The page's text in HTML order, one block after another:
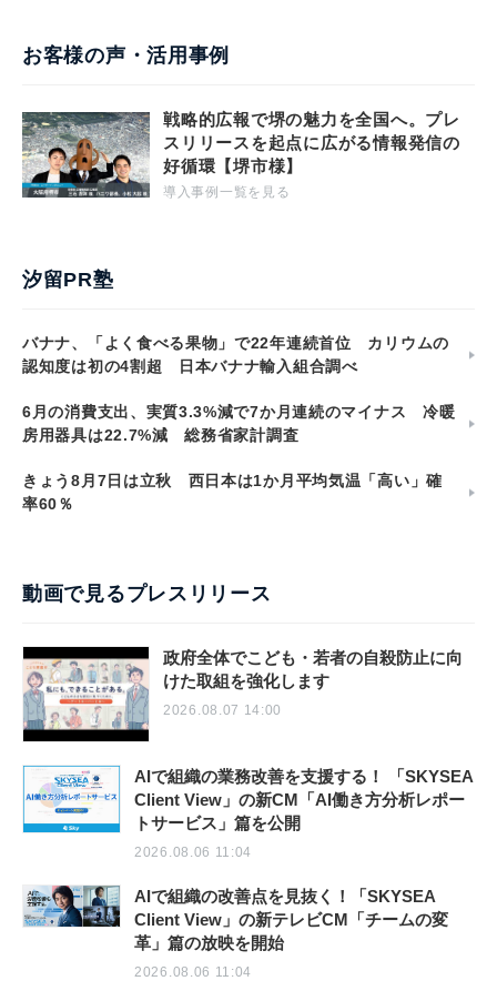
お客様の声・活用事例
戦略的広報で堺の魅力を全国へ。プレ
スリリースを起点に広がる情報発信の
好循環【堺市様】
導入事例一覧を見る
汐留PR塾
バナナ、「よく食べる果物」で22年連続首位 カリウムの
認知度は初の4割超 日本バナナ輸入組合調べ
6月の消費支出、実質3.3%減で7か月連続のマイナス 冷暖
房用器具は22.7%減 総務省家計調査
きょう8月7日は立秋 西日本は1か月平均気温「高い」確
率60％
動画で見るプレスリリース
政府全体でこども・若者の自殺防止に向
けた取組を強化します
2026.08.07 14:00
AIで組織の業務改善を支援する！ 「SKYSEA
Client View」の新CM「AI働き方分析レポー
トサービス」篇を公開
2026.08.06 11:04
AIで組織の改善点を見抜く！「SKYSEA
Client View」の新テレビCM「チームの変
革」篇の放映を開始
2026.08.06 11:04